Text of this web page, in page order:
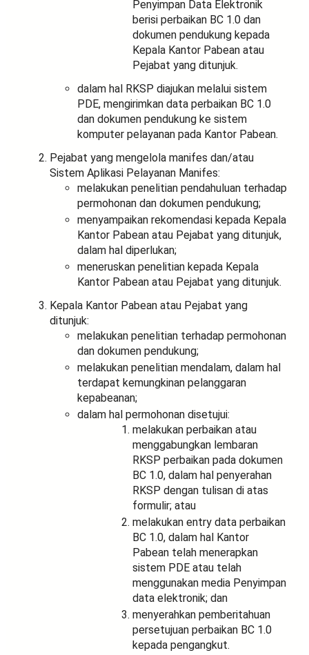
Penyimpan Data Elektronik
berisi perbaikan BC 1.0 dan
dokumen pendukung kepada
Kepala Kantor Pabean atau
Pejabat yang ditunjuk.
dalam hal RKSP diajukan melalui sistem
PDE, mengirimkan data perbaikan BC 1.0
dan dokumen pendukung ke sistem
komputer pelayanan pada Kantor Pabean.
Pejabat yang mengelola manifes dan/atau
Sistem Aplikasi Pelayanan Manifes:
melakukan penelitian pendahuluan terhadap
permohonan dan dokumen pendukung;
menyampaikan rekomendasi kepada Kepala
Kantor Pabean atau Pejabat yang ditunjuk,
dalam hal diperlukan;
meneruskan penelitian kepada Kepala
Kantor Pabean atau Pejabat yang ditunjuk.
Kepala Kantor Pabean atau Pejabat yang
ditunjuk:
melakukan penelitian terhadap permohonan
dan dokumen pendukung;
melakukan penelitian mendalam, dalam hal
terdapat kemungkinan pelanggaran
kepabeanan;
dalam hal permohonan disetujui:
melakukan perbaikan atau
menggabungkan lembaran
RKSP perbaikan pada dokumen
BC 1.0, dalam hal penyerahan
RKSP dengan tulisan di atas
formulir; atau
melakukan entry data perbaikan
BC 1.0, dalam hal Kantor
Pabean telah menerapkan
sistem PDE atau telah
menggunakan media Penyimpan
data elektronik; dan
menyerahkan pemberitahuan
persetujuan perbaikan BC 1.0
kepada pengangkut.